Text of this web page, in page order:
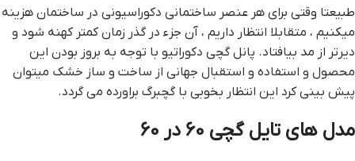
طبیعتا وقتی برای هر عنصر ساختمانی دکوراسیونی در ساختمان هزینه
میکنیم ، متقابلا انتظار داریم ، آن جزء در گذر زمان کمتر کهنه شود و
دیرتر از مد بیافتاد. پانل گچی دکوراتیو با توجه به بروز بودن این
محصول و استفاده و استقبال جهانی از ساخت و ساز خشک میتوان
پیش بینی کرد این انتظار بخوبی با گچبرگ براورده می گردد.
مدل های تایل گچی 60 در 60